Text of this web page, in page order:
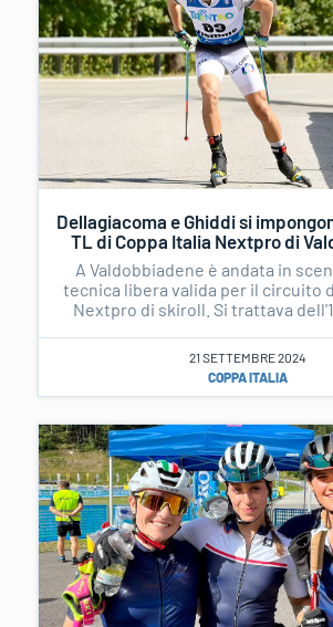
Dellagiacoma e Ghiddi si
TL di Coppa Italia Nextpro di
A Valdobbiadene è andata in
tecnica libera valida per il circuito
Nextpro di skiroll. Si trattava
21 SETTEMBRE 2024
COPPA ITALIA